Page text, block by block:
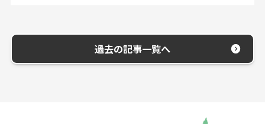
過去の記事一覧へ